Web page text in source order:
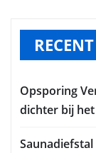
Opsporing
dichter bij